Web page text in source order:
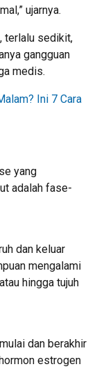
ujarnya.
terlalu sedikit,
gangguan
medis.
Ini 7 Cara
yang
adalah fase-
dan keluar
mengalami
hingga tujuh
dan berakhir
estrogen